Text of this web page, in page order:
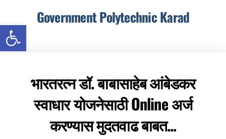
Open toolbar
content
Government Polytechnic Karad
Menu
भारतरत्न डॉ. बाबासाहेब आंबेडकर
स्वाधार योजनेसाठी Online अर्ज
करण्यास मुदतवाढ बाबत...